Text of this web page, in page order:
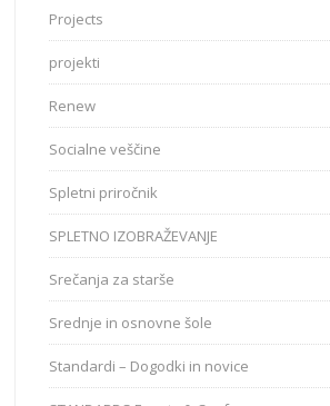
Projects
projekti
Renew
Socialne veščine
Spletni priročnik
SPLETNO IZOBRAŽEVANJE
Srečanja za starše
Srednje in osnovne šole
Standardi – Dogodki in novice